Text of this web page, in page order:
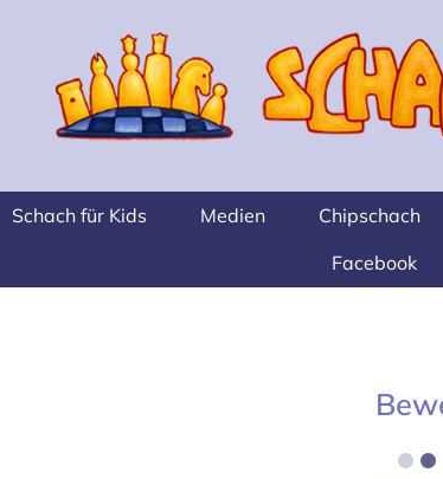
Schach für Kids Medien Chipschach
Facebook